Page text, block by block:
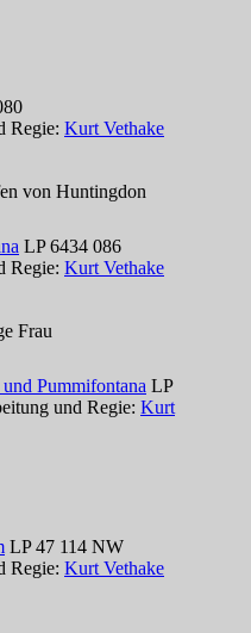
Regie: Kurt Vethake
von Huntingdon
LP 6434 086
Regie: Kurt Vethake
Frau
Pummifontana LP
und Regie: Kurt
LP 47 114 NW
Regie: Kurt Vethake